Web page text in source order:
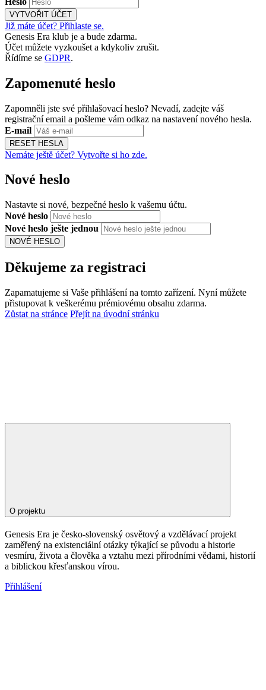
VYTVOŘIT ÚČET
Již máte účet? Přihlaste se.
Genesis Era klub je a bude zdarma.
Účet můžete vyzkoušet a kdykoliv zrušit.
Řídíme se GDPR.
Zapomenuté heslo
Zapomněli jste své přihlašovací heslo? Nevadí, zadejte váš
registrační email a pošleme vám odkaz na nastavení nového hesla.
E-mail
RESET HESLA
Nemáte ještě účet? Vytvořte si ho zde.
Nové heslo
Nastavte si nové, bezpečné heslo k vašemu účtu.
Nové heslo
Nové heslo ješte jednou
NOVÉ HESLO
Děkujeme za registraci
Zapamatujeme si Vaše přihlášení na tomto zařízení. Nyní můžete
přistupovat k veškerému prémiovému obsahu zdarma.
Zůstat na stránce Přejít na úvodní stránku
O projektu
Genesis Era je česko-slovenský osvětový a vzdělávací projekt
zaměřený na existenciální otázky týkající se původu a historie
vesmíru, života a člověka a vztahu mezi přírodními vědami, historií
a biblickou křesťanskou vírou.
Přihlášení